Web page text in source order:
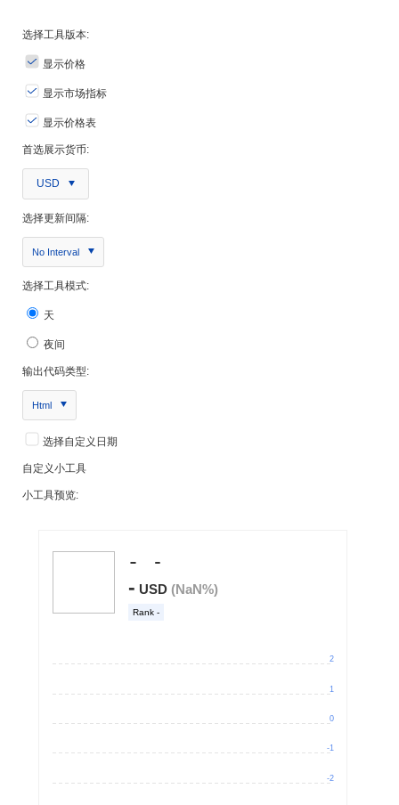
选择工具版本:
显示价格
显示市场指标
显示价格表
首选展示货币:
USD
选择更新间隔:
No Interval
选择工具模式:
天
夜间
输出代码类型:
Html
选择自定义日期
自定义小工具
小工具预览: